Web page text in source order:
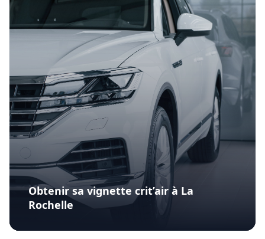
Obtenir sa vignette crit’air à La
Rochelle